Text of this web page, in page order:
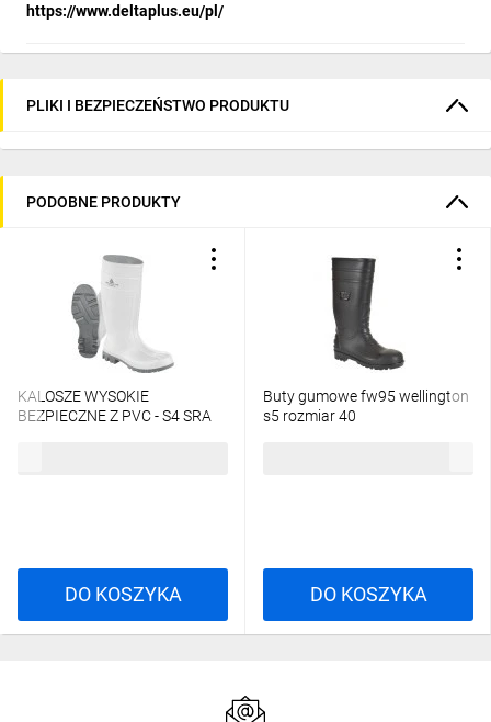
https://www.deltaplus.eu/pl/
PLIKI I BEZPIECZEŃSTWO PRODUKTU
PODOBNE PRODUKTY
KALOSZE WYSOKIE
BEZPIECZNE Z PVC - S4 SRA
DO KOSZYKA
Buty gumowe fw95 wellington
s5 rozmiar 40
DO KOSZYKA